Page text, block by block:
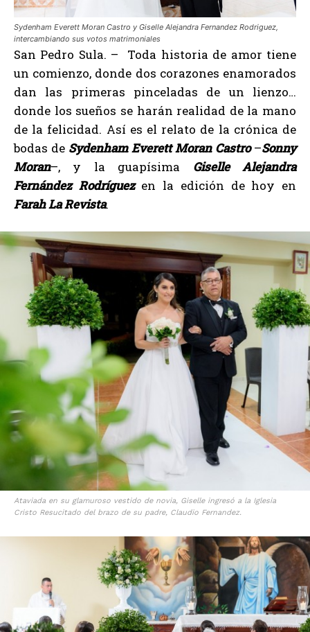
Sydenham Everett Moran Castro y Giselle Alejandra Fernandez Rodriguez,
intercambiando sus votos matrimoniales
San Pedro Sula. – Toda historia de amor tiene
un comienzo, donde dos corazones enamorados
dan las primeras pinceladas de un lienzo…
donde los sueños se harán realidad de la mano
de la felicidad. Así es el relato de la crónica de
bodas de Sydenham Everett Moran Castro–Sonny
Moran–, y la guapísima Giselle Alejandra
Fernández Rodríguezen la edición de hoy en
Farah La Revista.
Ataviada en su glamuroso vestido de novia, Giselle ingresó a la Iglesia
Cristo Resucitado del brazo de su padre, Claudio Fernandez.